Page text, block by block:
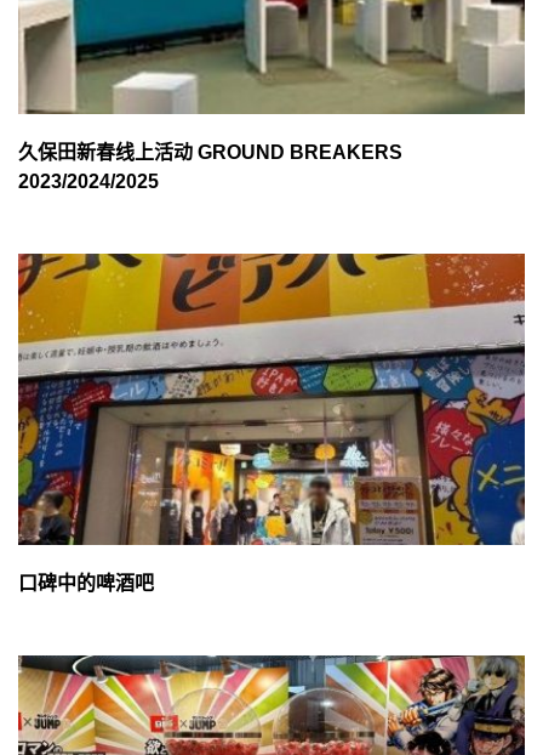
久保田新春线上活动 GROUND BREAKERS
2023/2024/2025
口碑中的啤酒吧